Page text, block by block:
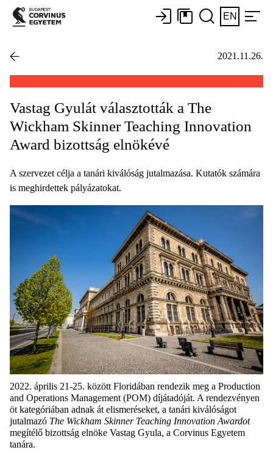
EN
2021.11.26.
Vastag Gyulát választották a The
Wickham Skinner Teaching Innovation
Award bizottság elnökévé
A szervezet célja a tanári kiválóság jutalmazása. Kutatók számára
is meghirdettek pályázatokat.
2022. április 21-25. között Floridában rendezik meg a Production
and Operations Management (POM) díjátadóját. A rendezvényen
öt kategóriában adnak át elismeréseket, a tanári kiválóságot
jutalmazó The Wickham Skinner Teaching Innovation Awardot
megítélő bizottság elnöke Vastag Gyula, a Corvinus Egyetem
tanára.